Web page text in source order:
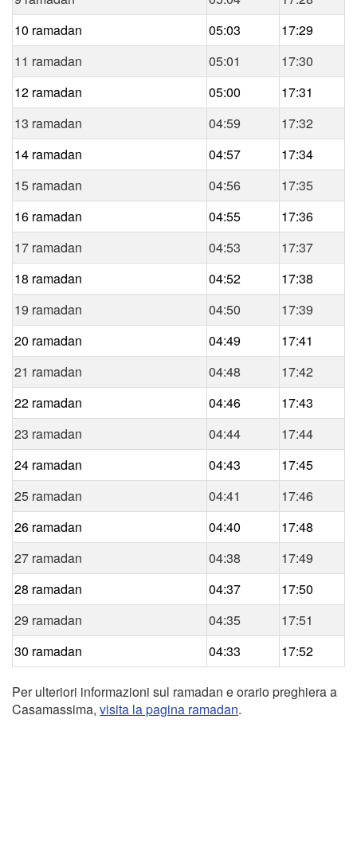
10 ramadan
05:03
17:29
11 ramadan
05:01
17:30
12 ramadan
05:00
17:31
13 ramadan
04:59
17:32
14 ramadan
04:57
17:34
15 ramadan
04:56
17:35
16 ramadan
04:55
17:36
17 ramadan
04:53
17:37
18 ramadan
04:52
17:38
19 ramadan
04:50
17:39
20 ramadan
04:49
17:41
21 ramadan
04:48
17:42
22 ramadan
04:46
17:43
23 ramadan
04:44
17:44
24 ramadan
04:43
17:45
25 ramadan
04:41
17:46
26 ramadan
04:40
17:48
27 ramadan
04:38
17:49
28 ramadan
04:37
17:50
29 ramadan
04:35
17:51
30 ramadan
04:33 17:52
Per ulteriori informazioni sul ramadan e orario preghiera a
Casamassima, visita la pagina ramadan.